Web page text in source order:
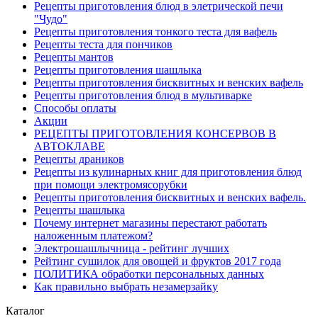
Рецепты приготовления блюд в элетрической печи
"Чудо"
Рецепты приготовления тонкого теста для вафель
Рецепты теста для пончиков
Рецепты мантов
Рецепты приготовления шашлыка
Рецепты приготовления бисквитных и венских вафель
Рецепты приготовления блюд в мультиварке
Способы оплаты
Акции
РЕЦЕПТЫ ПРИГОТОВЛЕНИЯ КОНСЕРВОВ В
АВТОКЛАВЕ
Рецепты драников
Рецепты из кулинарных книг для приготовления блюд
при помощи электромясорубки
Рецепты приготовления бисквитных и венских вафель.
Рецепты шашлыка
Почему интернет магазины перестают работать
наложенным платежом?
Электрошашлычница - рейтинг лучших
Рейтинг сушилок для овощей и фруктов 2017 года
ПОЛИТИКА обработки персональных данных
Как правильно выбрать незамерзайку
Каталог